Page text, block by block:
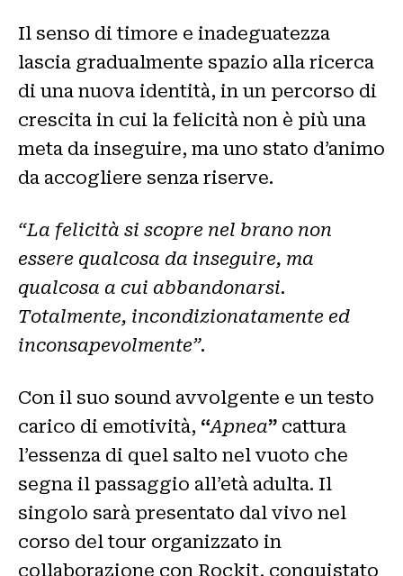
Il senso di timore e inadeguatezza
lascia gradualmente spazio alla ricerca
di una nuova identità, in un percorso di
crescita in cui la felicità non è più una
meta da inseguire, ma uno stato d’animo
da accogliere senza riserve.
“La felicità si scopre nel brano non
essere qualcosa da inseguire, ma
qualcosa a cui abbandonarsi.
Totalmente, incondizionatamente ed
inconsapevolmente”.
Con il suo sound avvolgente e un testo
carico di emotività, “Apnea” cattura
l’essenza di quel salto nel vuoto che
segna il passaggio all’età adulta. Il
singolo sarà presentato dal vivo nel
corso del tour organizzato in
collaborazione con Rockit, conquistato